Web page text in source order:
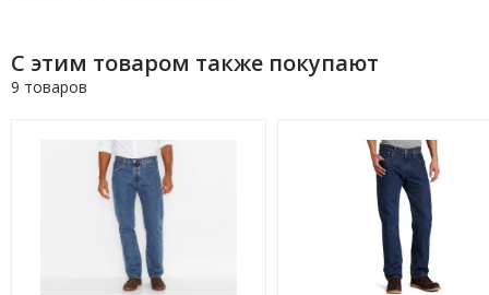
С этим товаром также покупают
9 товаров